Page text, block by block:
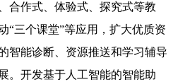
合作式、体验式、探究式等教
“三个课堂”等应用，扩大优质资
智能诊断、资源推送和学习辅导
。开发基于人工智能的智能助